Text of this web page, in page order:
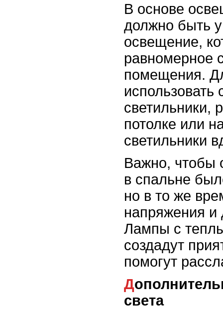
В основе
должно быть
освещение,
равномерное
помещения.
использовать
светильники,
потолке или
светильники
Важно, чтобы
в спальне
но в то же
напряжения
Лампы с
создадут
помогут
Дополнительные источники
света